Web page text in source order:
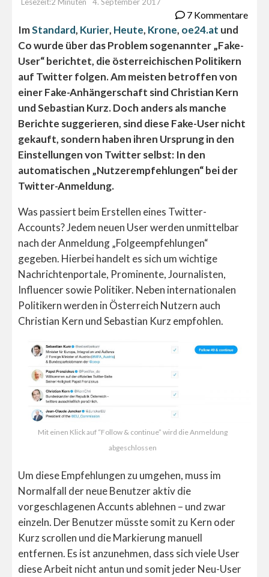
Lesezeit:2 Minuten
4. September 2017
7 Kommentare
ImStandard, Kurier, Heute, Krone, oe24.at und
Co wurde über das Problem sogenannter „Fake-
User“ berichtet, die österreichischen Politikern
auf Twitter folgen. Am meisten betroffen von
einer Fake-Anhängerschaft sind Christian Kern
und Sebastian Kurz. Doch anders als manche
Berichte suggerieren, sind diese Fake-User nicht
gekauft, sondern haben ihren Ursprung in den
Einstellungen von Twitter selbst: In den
automatischen „Nutzerempfehlungen“ bei der
Twitter-Anmeldung.
Was passiert beim Erstellen eines Twitter-
Accounts? Jedem neuen User werden unmittelbar
nach der Anmeldung „Folgeempfehlungen“
gegeben. Hierbei handelt es sich um wichtige
Nachrichtenportale, Prominente, Journalisten,
Influencer sowie Politiker. Neben internationalen
Politikern werden in Österreich Nutzern auch
Christian Kern und Sebastian Kurz empfohlen.
Mit einen Klick auf “Follow & continue” wird die Anmeldung
abgeschlossen
Um diese Empfehlungen zu umgehen, muss im
Normalfall der neue Benutzer aktiv die
vorgeschlagenen Accunts ablehnen – und zwar
einzeln. Der Benutzer müsste somit zu Kern oder
Kurz scrollen und die Markierung manuell
entfernen. Es ist anzunehmen, dass sich viele User
diese Arbeit nicht antun und somit jeder Neu-User